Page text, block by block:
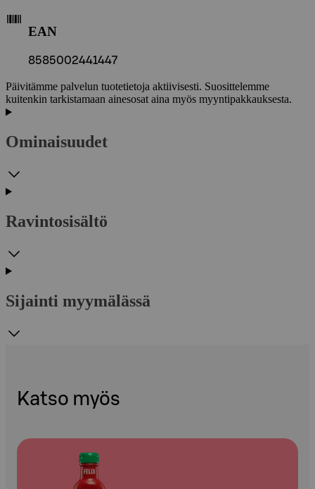
EAN
8585002441447
Päivitämme palvelun tuotetietoja aktiivisesti. Suosittelemme
kuitenkin tarkistamaan ainesosat aina myös myyntipakkauksesta.
Ominaisuudet
Ravintosisältö
Sijainti myymälässä
Katso myös